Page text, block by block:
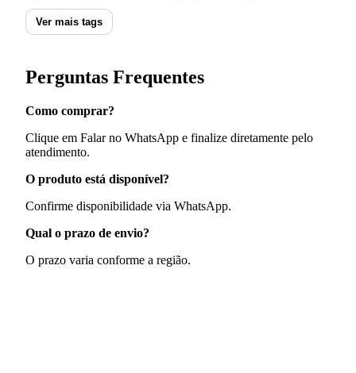
Ver mais tags
Perguntas Frequentes
Como comprar?
Clique em Falar no WhatsApp e finalize diretamente pelo
atendimento.
O produto está disponível?
Confirme disponibilidade via WhatsApp.
Qual o prazo de envio?
O prazo varia conforme a região.